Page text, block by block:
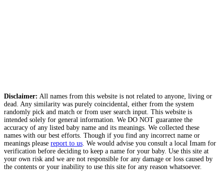
Disclaimer: All names from this website is not related to anyone, living or
dead. Any similarity was purely coincidental, either from the system
randomly pick and match or from user search input. This website is
intended solely for general information. We DO NOT guarantee the
accuracy of any listed baby name and its meanings. We collected these
names with our best efforts. Though if you find any incorrect name or
meanings please report to us . We would advise you consult a local Imam for
verification before deciding to keep a name for your baby. Use this site at
your own risk and we are not responsible for any damage or loss caused by
the contents or your inability to use this site for any reason whatsoever.